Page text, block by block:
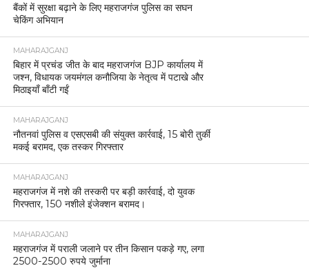
बैंकों में सुरक्षा बढ़ाने के लिए महराजगंज पुलिस का सघन
चेकिंग अभियान
MAHARAJGANJ
बिहार में प्रचंड जीत के बाद महराजगंज BJP कार्यालय में
जश्न, विधायक जयमंगल कनौजिया के नेतृत्व में पटाखे और
मिठाइयाँ बाँटी गईं
MAHARAJGANJ
नौतनवां पुलिस व एसएसबी की संयुक्त कार्रवाई, 15 बोरी तुर्की
मकई बरामद, एक तस्कर गिरफ्तार
MAHARAJGANJ
महराजगंज में नशे की तस्करी पर बड़ी कार्रवाई, दो युवक
गिरफ्तार, 150 नशीले इंजेक्शन बरामद।
MAHARAJGANJ
महराजगंज में पराली जलाने पर तीन किसान पकड़े गए, लगा
2500-2500 रुपये जुर्माना